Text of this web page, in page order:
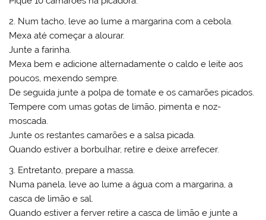
2. Num tacho, leve ao lume a margarina com a cebola.
Mexa até começar a alourar.
Junte a farinha.
Mexa bem e adicione alternadamente o caldo e leite aos
poucos, mexendo sempre.
De seguida junte a polpa de tomate e os camarões picados.
Tempere com umas gotas de limão, pimenta e noz-
moscada.
Junte os restantes camarões e a salsa picada.
Quando estiver a borbulhar, retire e deixe arrefecer.
3. Entretanto, prepare a massa.
Numa panela, leve ao lume a água com a margarina, a
casca de limão e sal.
Quando estiver a ferver retire a casca de limão e junte a